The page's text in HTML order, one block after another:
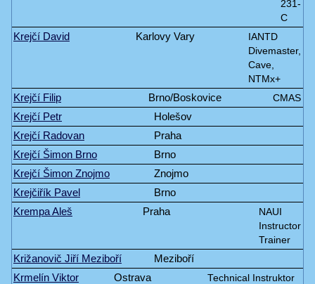
231-
C
Krejčí David Karlovy Vary
IANTD
Divemaster,
Cave,
NTMx+
Krejčí Filip Brno/Boskovice CMAS
Krejčí Petr
Holešov
Krejčí Radovan
Praha
Krejčí Šimon Brno
Brno
Krejčí Šimon Znojmo
Znojmo
Krejčiřík Pavel
Brno
Krempa Aleš
Praha
NAUI
Instructor
Trainer
Križanovič Jiří Meziboří
Meziboří
Krmelín Viktor
Ostrava
Technical Instruktor